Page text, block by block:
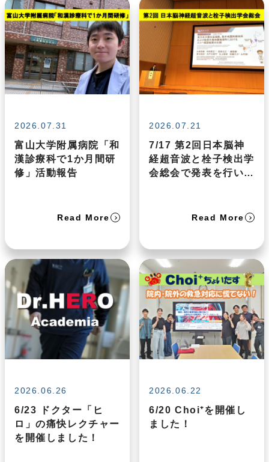
2026.07.31
富山大学附属病院「和
漢診療科で1か月間研
修」活動報告
Read More
2026.07.21
7/17 第2回日本脳神
経超音波と栓子検出学
会総会で発表を行いま
Read More
2026.06.26
6/23 ドクター「ヒ
ロ」の痛快レクチャー
を開催しました！
2026.06.22
6/20 Choi⁺を開催し
ました！